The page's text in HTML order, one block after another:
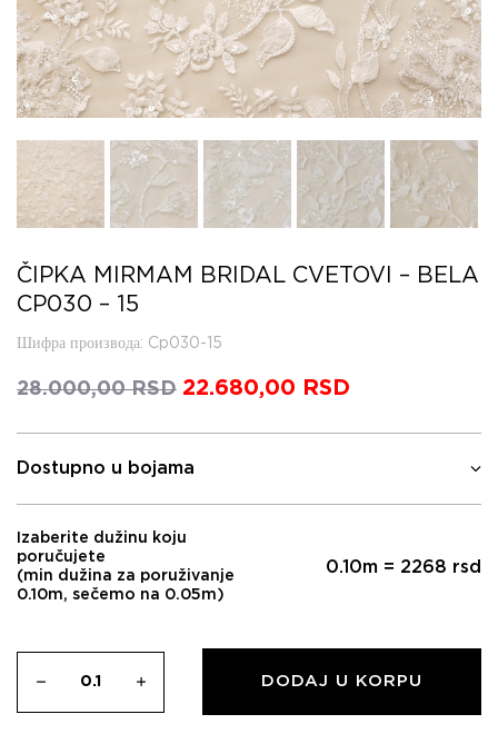
ČIPKA MIRMAM BRIDAL CVETOVI – BELA
CP030 – 15
Шифра производа: Cp030-15
28.000,00RSD Оригинална
је
била:
22.680,00 RSD
је:
Dostupno u bojama
Izaberite dužinu koju
poručujete
(min dužina za poruživanje
0.10m, sečemo na 0.05m)
0.10m = 2268 rsd
DODAJ U KORPU